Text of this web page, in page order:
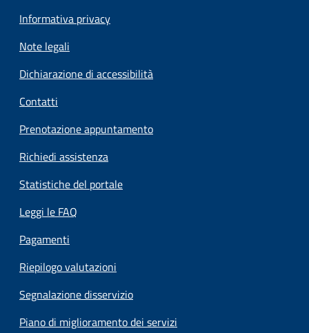
Informativa privacy
Note legali
Dichiarazione di accessibilità
Contatti
Prenotazione appuntamento
Richiedi assistenza
Statistiche del portale
Leggi le FAQ
Pagamenti
Riepilogo valutazioni
Segnalazione disservizio
Piano di miglioramento dei servizi